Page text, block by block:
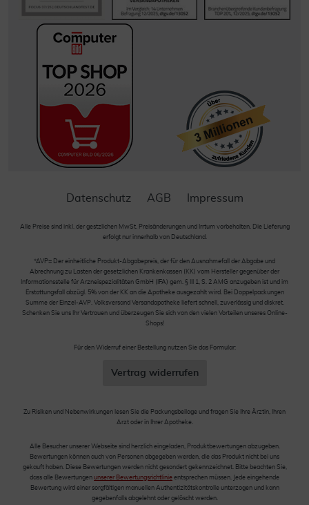
Datenschutz AGB Impressum
Alle Preise sind inkl. der gestzlichen MwSt. Preisänderungen und Irrtum vorbehalten. Die Lieferung
erfolgt nur innerhalb von Deutschland.
*AVP= Der einheitliche Produkt-Abgabepreis, der für den Ausnahmefall der Abgabe und
Abrechnung zu Lasten der gesetzlichen Krankenkassen (KK) vom Hersteller gegenüber der
Informationsstelle für Arzneispezialitäten GmbH (IFA) gem. § III 1, S. 2 AMG anzugeben ist und im
Erstattungsfall abzügl. 5% von der KK an die Apotheke ausgezahlt wird. Bei Doppelpackungen
Summe der Einzel-AVP. Volksversand Versandapotheke liefert schnell, zuverlässig und diskret.
Schenken Sie uns Ihr Vertrauen und überzeugen Sie sich von den vielen Vorteilen unseres Online-
Shops!
Für den Widerruf einer Bestellung nutzen Sie das Formular:
Vertrag widerrufen
Zu Risiken und Nebenwirkungen lesen Sie die Packungsbeilage und fragen Sie Ihre Ärztin, Ihren
Arzt oder in Ihrer Apotheke.
Alle Besucher unserer Webseite sind herzlich eingeladen, Produktbewertungen abzugeben.
Bewertungen können auch von Personen abgegeben werden, die das Produkt nicht bei uns
gekauft haben. Diese Bewertungen werden nicht gesondert gekennzeichnet. Bitte beachten Sie,
dass alle Bewertungen unserer Bewertungsrichtlinie entsprechen müssen. Jede eingehende
Bewertung wird einer sorgfältigen manuellen Authentizitätskontrolle unterzogen und kann
gegebenfalls abgelehnt oder gelöscht werden.